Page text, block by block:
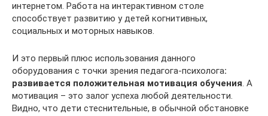
интернетом. Работа на интерактивном столе
способствует развитию у детей когнитивных,
социальных и моторных навыков.
И это первый плюс использования данного
оборудования с точки зрения педагога-психолога:
развивается положительная мотивация обучения. А
мотивация – это залог успеха любой деятельности.
Видно, что дети стеснительные, в обычной обстановке